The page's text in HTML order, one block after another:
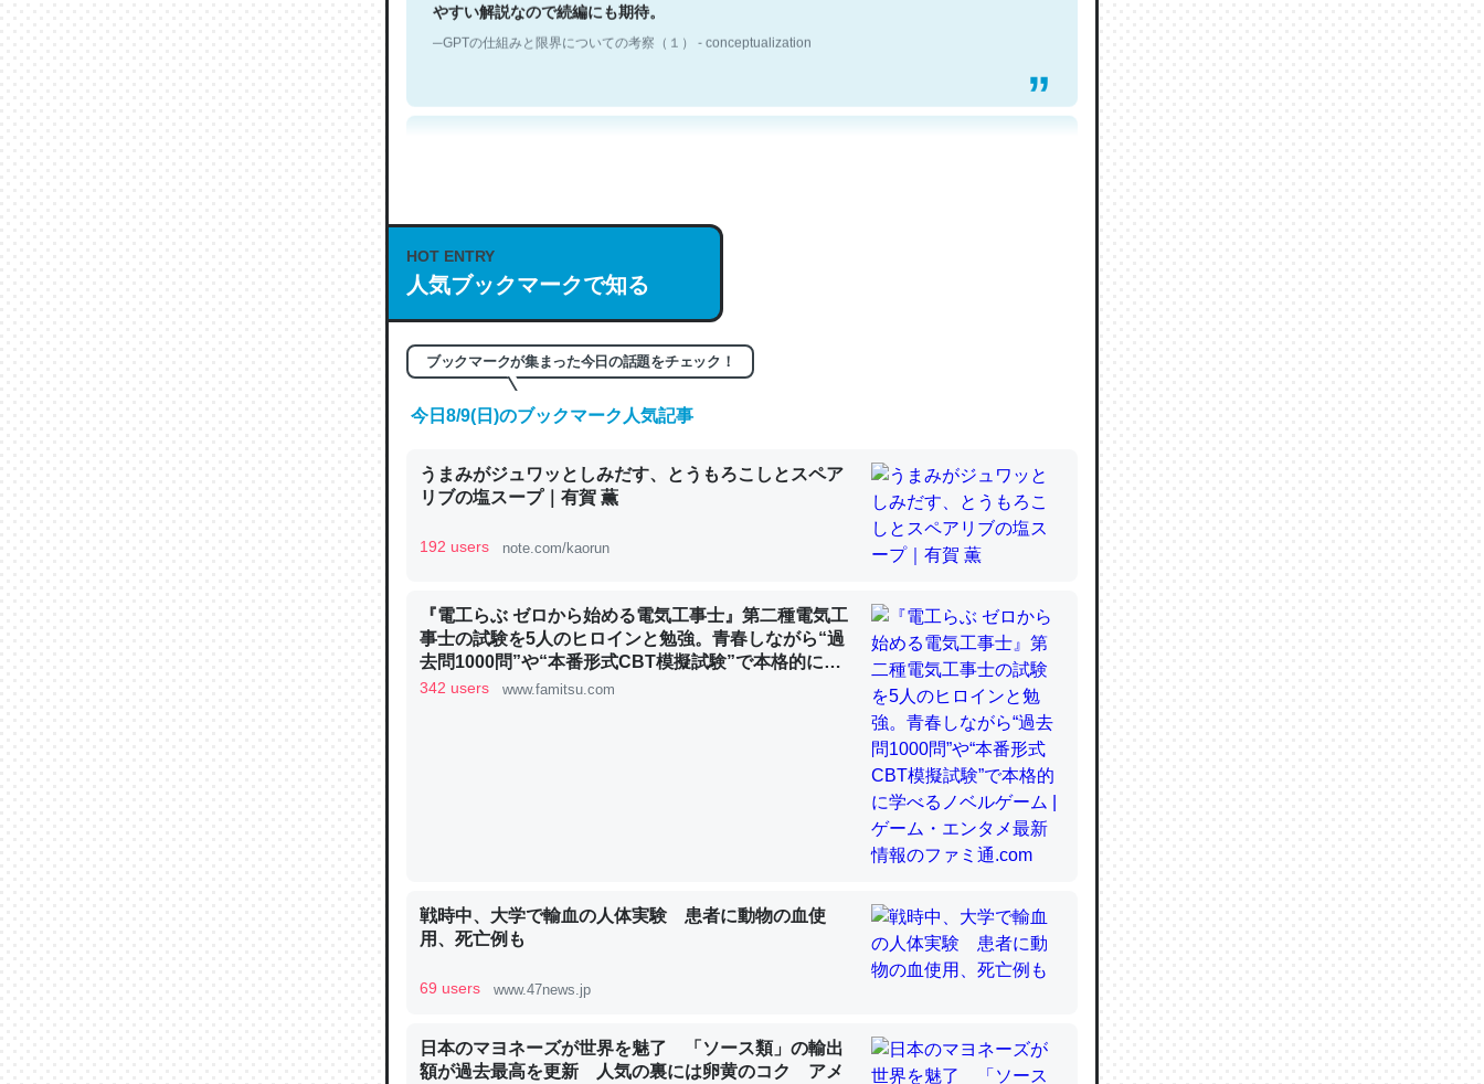
─GPTの仕組みと限界についての考察（１） - conceptualization
これは良記事。32768トークンだと英語小説100ページ分くらい。小説でいう「ずっと前
の伏線」は回収されないけど、短期記憶というには多い分量。進化すればするほど分かり
やすく強くなりそう
の600分の1程度。
─ニュース :: 【研究発表】昆虫学の大問題＝「昆虫はなぜ海にいないのか」に関する新仮説
論文では「淡水はカルシウムも酸素も不足してて両方に不利だから両方が拮抗してるので
は」とあって面白い。海にいる鋏角類（カブトガニ・ウミグモ）はカルシウムを使わずキ
類だと殻を無くしてナメクジになったり努力してるし。
─ニュース :: 【研究発表】昆虫学の大問題＝「昆虫はなぜ海にいないのか」に関する新仮説
HOT ENTRY
人気ブックマークで知る
ブックマークが集まった今日の話題をチェック！
今日8/9(日)のブックマーク人気記事
うまみがジュワッとしみだす、とうもろこしとスペア
リブの塩スープ｜有賀 薫
192 users note.com/kaorun
『電工らぶ ゼロから始める電気工事士』第二種電気工
事士の試験を5人のヒロインと勉強。青春しながら“過
去問1000問”や“本番形式CBT模擬試験”で本格的に学
べるノベルゲーム | ゲーム・エンタメ最新情報のファミ
342 users www.famitsu.com
戦時中、大学で輸血の人体実験 患者に動物の血使
用、死亡例も
69 users www.47news.jp
日本のマヨネーズが世界を魅了 「ソース類」の輸出
額が過去最高を更新 人気の裏には卵黄のコク アメ